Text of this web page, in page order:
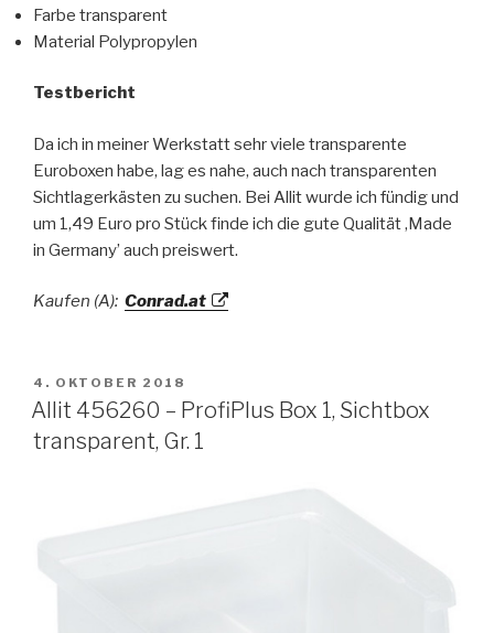
Farbe transparent
Material Polypropylen
Testbericht
Da ich in meiner Werkstatt sehr viele transparente
Euroboxen habe, lag es nahe, auch nach transparenten
Sichtlagerkästen zu suchen. Bei Allit wurde ich fündig und
um 1,49 Euro pro Stück finde ich die gute Qualität ‚Made
in Germany’ auch preiswert.
Kaufen (A): Conrad.at
VERÖFFENTLICHT
AM
4. OKTOBER 2018
Allit 456260 – ProfiPlus Box 1, Sichtbox
transparent, Gr. 1